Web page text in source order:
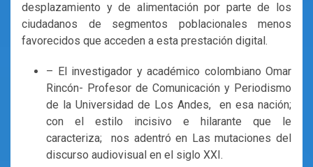
desplazamiento y de alimentación por parte de los
ciudadanos de segmentos poblacionales menos
favorecidos que acceden a esta prestación digital.
– El investigador y académico colombiano Omar
Rincón- Profesor de Comunicación y Periodismo
de la Universidad de Los Andes, en esa nación;
con el estilo incisivo e hilarante que le
caracteriza; nos adentró en Las mutaciones del
discurso audiovisual en el siglo XXI.